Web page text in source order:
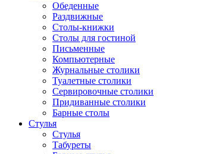
Обеденные
Раздвижные
Столы-книжки
Столы для гостиной
Письменные
Компьютерные
Журнальные столики
Туалетные столики
Сервировочные столики
Придиванные столики
Барные столы
Стулья
Стулья
Табуреты